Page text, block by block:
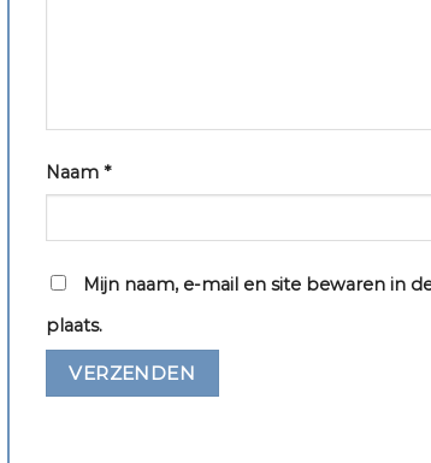
Naam *
Mijn naam, e-mail en site bewaren in
plaats.